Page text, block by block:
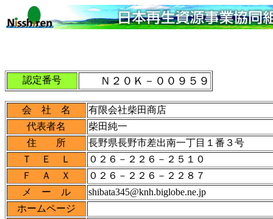
認定番号 Ｎ２０Ｋ－００９５９
会 社 名
有限会社柴田商店
代表者名
柴田純一
住 所
長野県長野市差出南一丁目１番３号
Ｔ Ｅ Ｌ
０２６－２２６－２５１０
Ｆ Ａ Ｘ
０２６－２２６－２２８７
メ ー ル
shibata345@knh.biglobe.ne.jp
ホームページ